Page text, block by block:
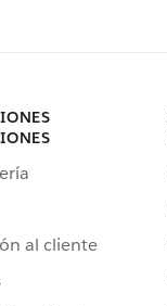
al cliente